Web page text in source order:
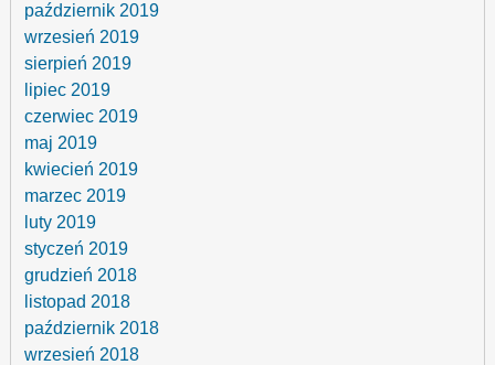
październik 2019
wrzesień 2019
sierpień 2019
lipiec 2019
czerwiec 2019
maj 2019
kwiecień 2019
marzec 2019
luty 2019
styczeń 2019
grudzień 2018
listopad 2018
październik 2018
wrzesień 2018